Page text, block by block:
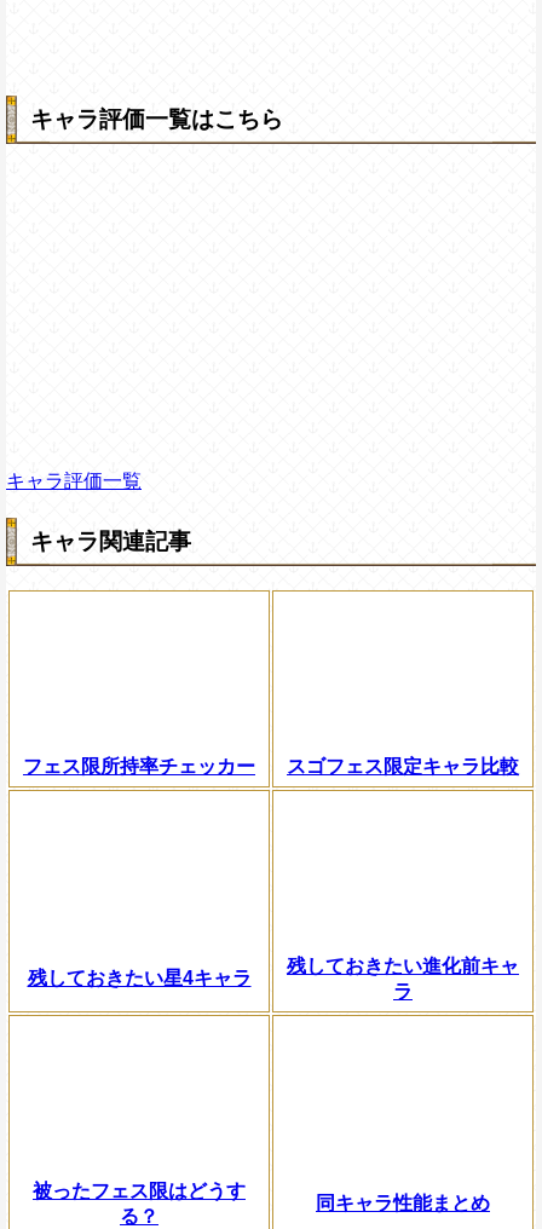
キャラ評価一覧はこちら
キャラ評価一覧
キャラ関連記事
フェス限所持率チェッカー スゴフェス限定キャラ比較
残しておきたい星4キャラ
残しておきたい進化前キャ
ラ
被ったフェス限はどうす
る？
同キャラ性能まとめ